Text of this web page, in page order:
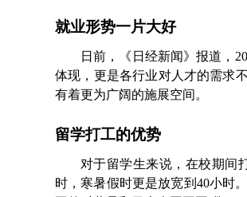
就业形势一片大好
日前，《日经新闻》报道，
体现，更是各行业对人才的需求
有着更为广阔的施展空间。
留学打工的优势
对于留学生来说，在校期间
时，寒暑假时更是放宽到40小时